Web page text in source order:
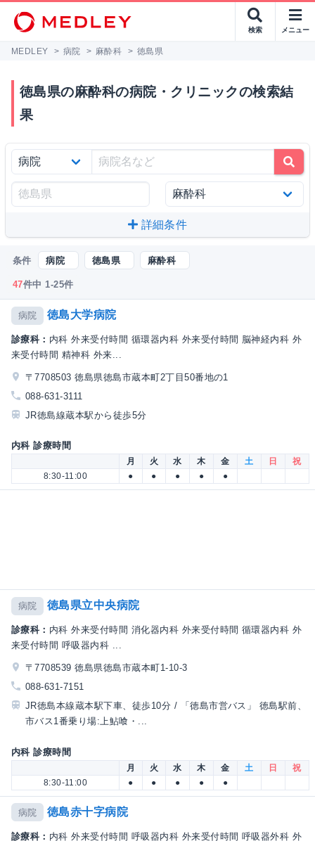
検索 メニュー
MEDLEY > 病院 > 麻酔科 > 徳島県
徳島県の麻酔科の病院・クリニックの検索結
果
詳細条件
条件 病院 徳島県 麻酔科
47件中 1-25件
病院 徳島大学病院
診療科： 内科 外来受付時間 循環器内科 外来受付時間 脳神経内科 外
来受付時間 精神科 外来...
〒7708503 徳島県徳島市蔵本町2丁目50番地の1
088-631-3111
JR徳島線蔵本駅から徒歩5分
内科 診療時間
月 火 水 木 金 土 日
祝
8:30-11:00
● ● ● ● ●
病院 徳島県立中央病院
診療科： 内科 外来受付時間 消化器内科 外来受付時間 循環器内科 外
来受付時間 呼吸器内科 ...
〒7708539 徳島県徳島市蔵本町1-10-3
088-631-7151
JR徳島本線蔵本駅下車、徒歩10分 / 「徳島市営バス」 徳島駅前、
市バス1番乗り場:上鮎喰・...
内科 診療時間
月 火 水 木 金 土 日
祝
8:30-11:00
● ● ● ● ●
病院 徳島赤十字病院
診療科： 内科 外来受付時間 呼吸器内科 外来受付時間 呼吸器外科 外